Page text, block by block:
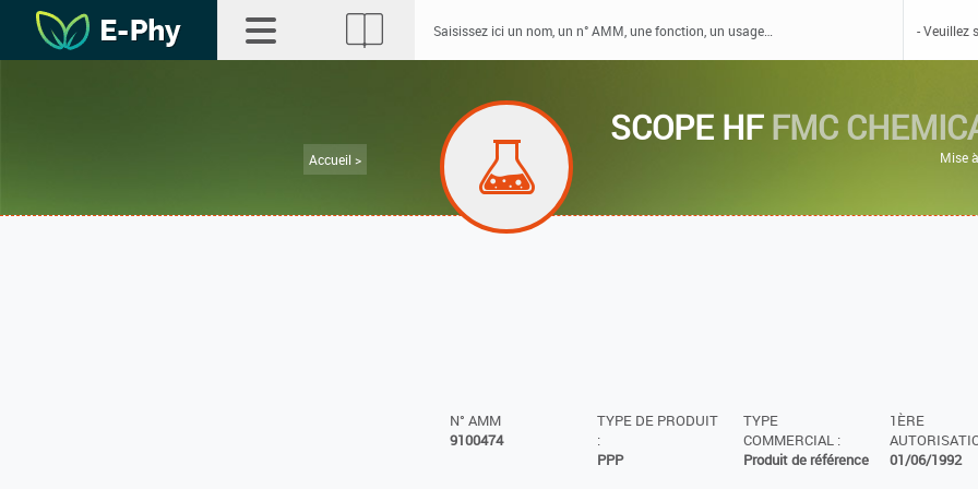
Accueil >
SCOPE HFFMC
Mise
N° AMM
9100474
TYPE DE PRODUIT
:
PPP
TYPE
COMMERCIAL :
Produit de référence
1ÈRE
01/06/1992